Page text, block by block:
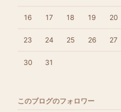
16 17 18 19 20
23 24 25 26 27
30 31
このブログのフォロワー